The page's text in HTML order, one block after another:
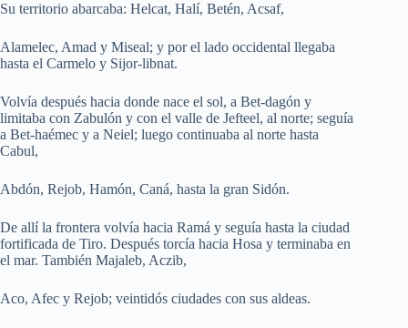
Su territorio abarcaba: Helcat, Halí, Betén, Acsaf,
Alamelec, Amad y Miseal; y por el lado occidental llegaba
hasta el Carmelo y Sijor-libnat.
Volvía después hacia donde nace el sol, a Bet-dagón y
limitaba con Zabulón y con el valle de Jefteel, al norte; seguía
a Bet-haémec y a Neiel; luego continuaba al norte hasta
Cabul,
Abdón, Rejob, Hamón, Caná, hasta la gran Sidón.
De allí la frontera volvía hacia Ramá y seguía hasta la ciudad
fortificada de Tiro. Después torcía hacia Hosa y terminaba en
el mar. También Majaleb, Aczib,
Aco, Afec y Rejob; veintidós ciudades con sus aldeas.